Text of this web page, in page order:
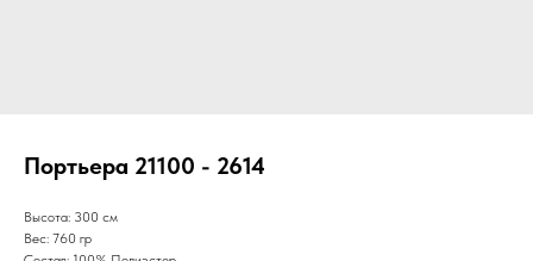
Портьера 21100 - 2614
Высота: 300 см
Вес: 760 гр